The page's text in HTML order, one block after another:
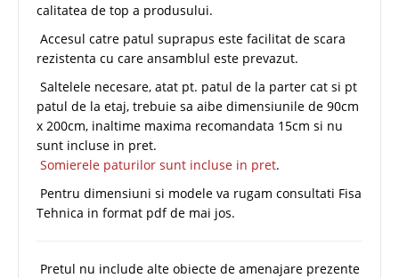
calitatea de top a produsului.
Accesul catre patul suprapus este facilitat de scara
rezistenta cu care ansamblul este prevazut.
Saltelele necesare, atat pt. patul de la parter cat si pt
patul de la etaj, trebuie sa aibe dimensiunile de 90cm
x 200cm, inaltime maxima recomandata 15cm si nu
sunt incluse in pret.
Somierele paturilor sunt incluse in pret.
Pentru dimensiuni si modele va rugam consultati Fisa
Tehnica in format pdf de mai jos.
Pretul nu include alte obiecte de amenajare prezente